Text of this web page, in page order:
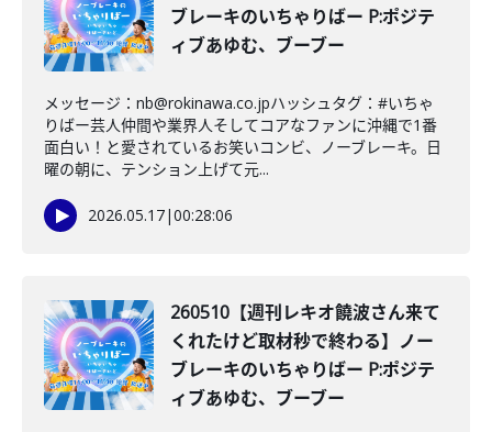
ブレーキのいちゃりばー P:ポジテ
ィブあゆむ、ブーブー
メッセージ：nb@rokinawa.co.jpハッシュタグ：#いちゃ
りばー芸人仲間や業界人そしてコアなファンに沖縄で1番
面白い！と愛されているお笑いコンビ、ノーブレーキ。日
曜の朝に、テンション上げて元...
2026.05.17|00:28:06
260510【週刊レキオ饒波さん来て
くれたけど取材秒で終わる】ノー
ブレーキのいちゃりばー P:ポジテ
ィブあゆむ、ブーブー